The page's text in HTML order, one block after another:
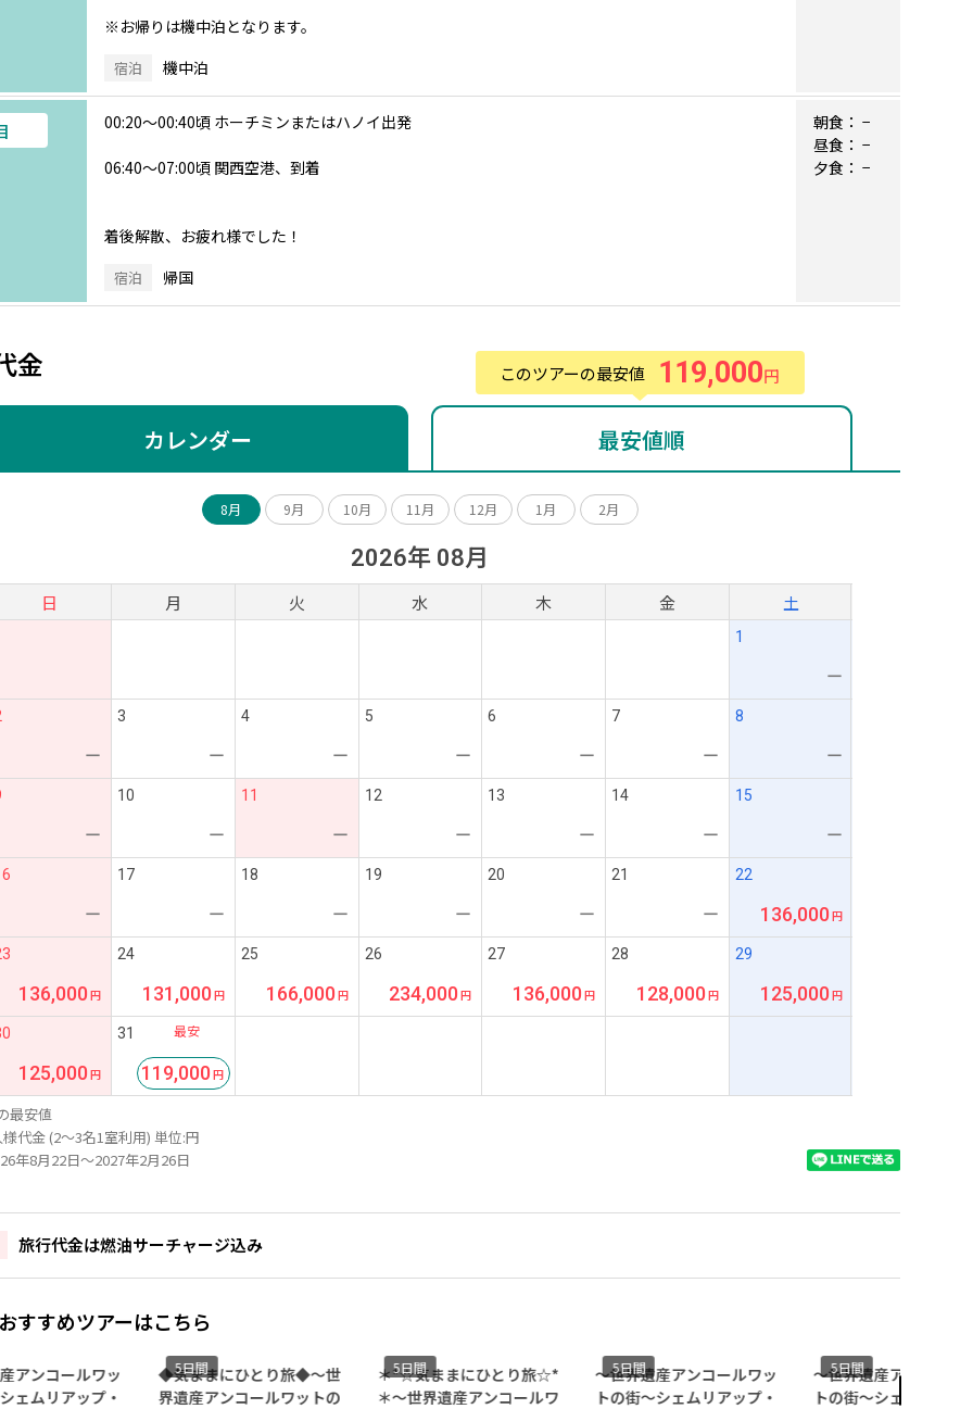
※お帰りは機中泊となります。
宿泊 機中泊
00:20～00:40頃 ホーチミンまたはハノイ出発
06:40～07:00頃 関西空港、到着
着後解散、お疲れ様でした！
宿泊 帰国
朝食： −
昼食： −
夕食： −
金 このツアーの最安値 119,000円
カレンダー 最安値順
8月 9月 10月 11月 12月 1月 2月
2026年 08月
日 月 火 水 木 金 土
1
ー
ー
3
ー
4
ー
5
ー
6
ー
7
ー
8
ー
ー
10
ー
11
ー
12
ー
13
ー
14
ー
15
ー
ー
17
ー
18
ー
19
ー
20
ー
21
ー
22
136,000
136,000
24
131,000
25
166,000
26
234,000
27
136,000
28
128,000
29
125,000
125,000
31 最安
119,000
最安値
代金 (2～3名1室利用) 単位:円
年8月22日～2027年2月26日
旅行代金は燃油サーチャージ込み
すすめツアーはこちら
アンコールワッ
ェムリアップ・
◆気ままにひとり旅◆～世
界遺産アンコールワットの
5日間
＊*☆気ままにひとり旅☆*
＊～世界遺産アンコールワ
5日間
～世界遺産アンコールワッ
トの街～シェムリアップ・
5日間
～世界遺産アンコール
トの街～シェムリアッ
5日間